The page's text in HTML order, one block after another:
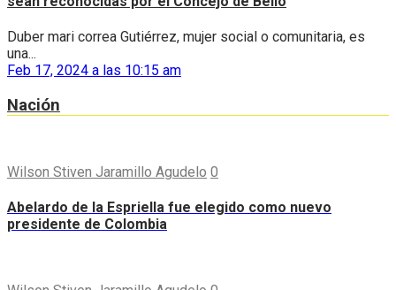
Duber mari correa Gutiérrez, mujer social o comunitaria, es
una...
Feb 17, 2024 a las 10:15 am
Nación
Wilson Stiven Jaramillo Agudelo 0
Abelardo de la Espriella fue elegido como nuevo
presidente de Colombia